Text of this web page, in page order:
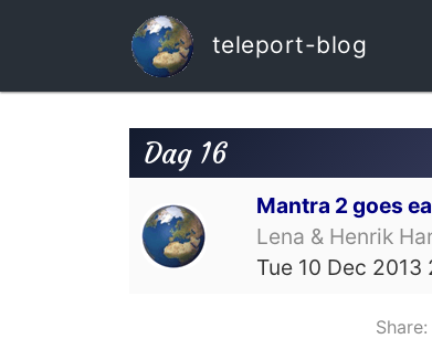
teleport-blog
Dag 16
Mantra 2 goes
Lena & Henrik
Tue 10 Dec 2013
Share: